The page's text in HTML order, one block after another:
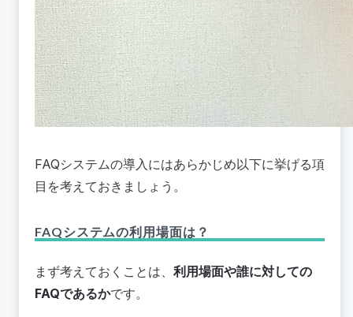
FAQシステムの導入にはあらかじめ以下に挙げる項
目を考えておきましょう。
FAQシステムの利用場面は？
まず考えておくことは、 利用場面や誰に対しての
FAQであるかです。